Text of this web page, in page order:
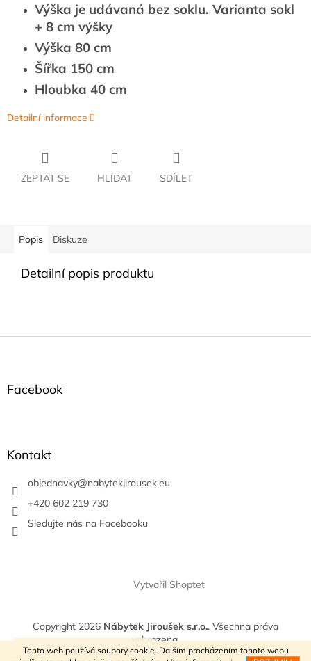
Tento web používá soubory cookie. Dalším procházením tohoto webu
VÍTEJTE V NAŠEM E-SHOPU
Výška je udávaná bez soklu. Varianta sokl
+ 8 cm výšky
Výška 80 cm
Šířka 150 cm
Hloubka 40 cm
Detailní informace
ZEPTAT SE HLÍDAT SDÍLET
Popis Diskuze
Detailní popis produktu
Z
Facebook
Kontakt
objednavky@nabytekjirousek.eu
+420 602 219 730
Sledujte nás na Facebooku
Vytvořil Shoptet
Copyright 2026 Nábytek Jiroušek s.r.o.. Všechna práva
vyhrazena.